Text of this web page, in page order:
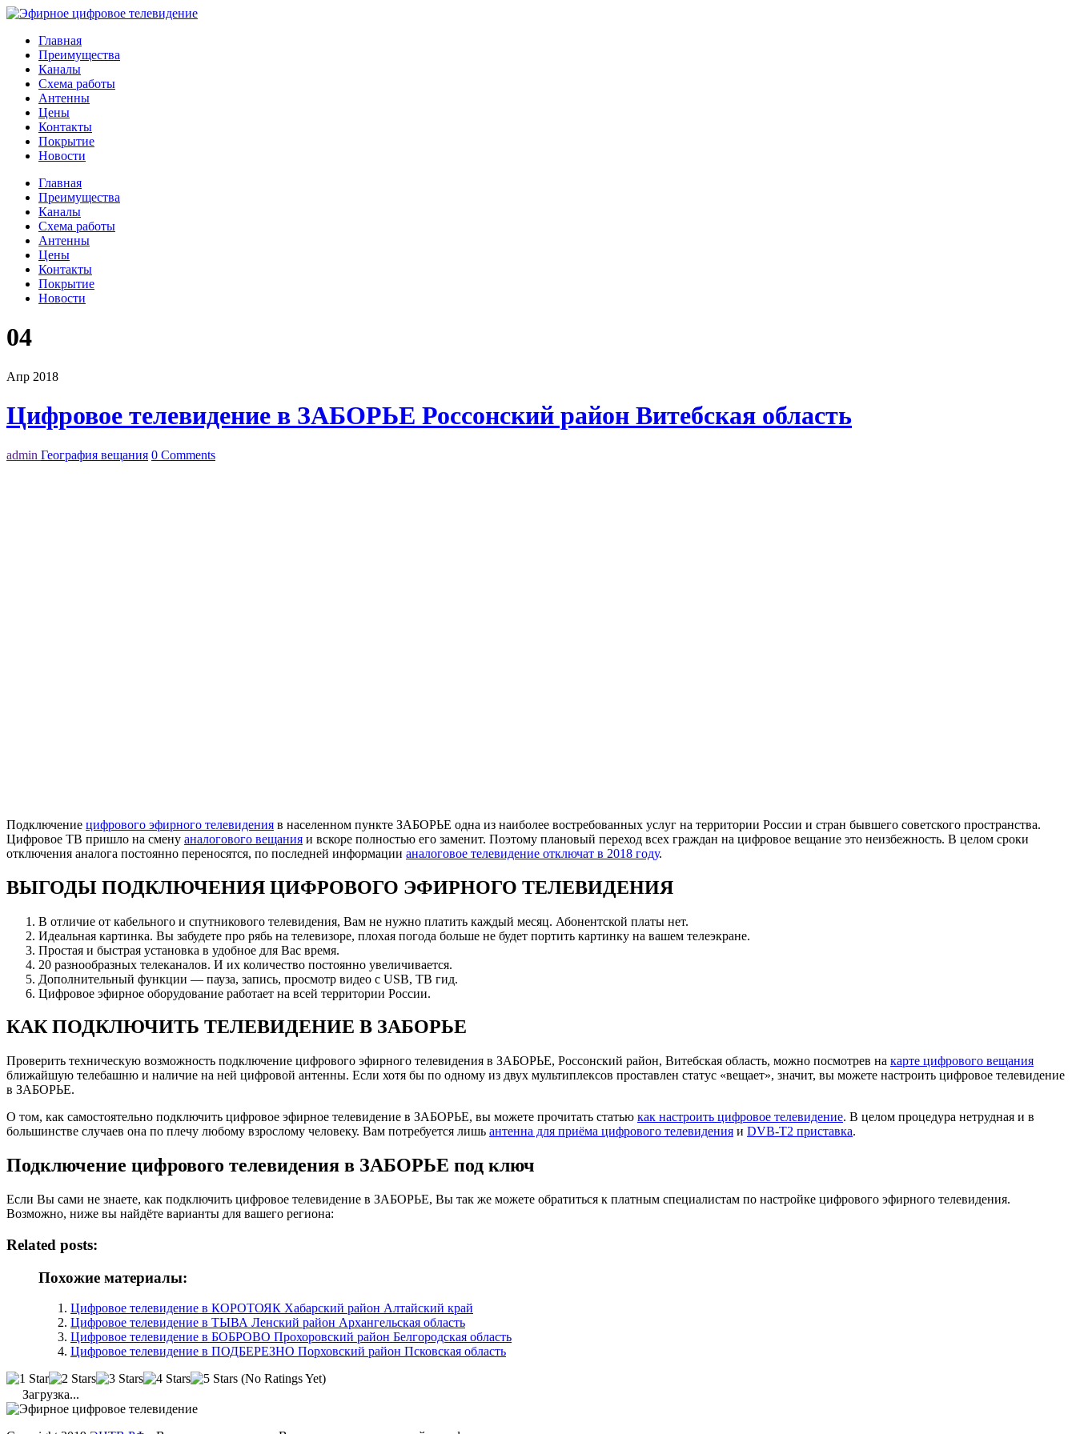
Главная
Преимущества
Каналы
Схема работы
Антенны
Цены
Контакты
Покрытие
Новости
Главная
Преимущества
Каналы
Схема работы
Антенны
Цены
Контакты
Покрытие
Новости
04
Апр 2018
Цифровое телевидение в ЗАБОРЬЕ Россонский район Витебская область
admin География вещания 0 Comments
Подключение цифрового эфирного телевидения в населенном пункте ЗАБОРЬЕ одна из наиболее востребованных услуг на территории России и стран бывшего советского пространства.
Цифровое ТВ пришло на смену аналогового вещания и вскоре полностью его заменит. Поэтому плановый переход всех граждан на цифровое вещание это неизбежность. В целом сроки
отключения аналога постоянно переносятся, по последней информации аналоговое телевидение отключат в 2018 году.
ВЫГОДЫ ПОДКЛЮЧЕНИЯ ЦИФРОВОГО ЭФИРНОГО ТЕЛЕВИДЕНИЯ
В отличие от кабельного и спутникового телевидения, Вам не нужно платить каждый месяц. Абонентской платы нет.
Идеальная картинка. Вы забудете про рябь на телевизоре, плохая погода больше не будет портить картинку на вашем телеэкране.
Простая и быстрая установка в удобное для Вас время.
20 разнообразных телеканалов. И их количество постоянно увеличивается.
Дополнительный функции — пауза, запись, просмотр видео с USB, ТВ гид.
Цифровое эфирное оборудование работает на всей территории России.
КАК ПОДКЛЮЧИТЬ ТЕЛЕВИДЕНИЕ В ЗАБОРЬЕ
Проверить техническую возможность подключение цифрового эфирного телевидения в ЗАБОРЬЕ, Россонский район, Витебская область, можно посмотрев на карте цифрового вещания
ближайшую телебашню и наличие на ней цифровой антенны. Если хотя бы по одному из двух мультиплексов проставлен статус «вещает», значит, вы можете настроить цифровое телевидение
в ЗАБОРЬЕ.
О том, как самостоятельно подключить цифровое эфирное телевидение в ЗАБОРЬЕ, вы можете прочитать статью как настроить цифровое телевидение. В целом процедура нетрудная и в
большинстве случаев она по плечу любому взрослому человеку. Вам потребуется лишь антенна для приёма цифрового телевидения и DVB-T2 приставка.
Подключение цифрового телевидения в ЗАБОРЬЕ под ключ
Если Вы сами не знаете, как подключить цифровое телевидение в ЗАБОРЬЕ, Вы так же можете обратиться к платным специалистам по настройке цифрового эфирного телевидения.
Возможно, ниже вы найдёте варианты для вашего региона:
Related posts:
Похожие материалы:
Цифровое телевидение в КОРОТОЯК Хабарский район Алтайский край
Цифровое телевидение в ТЫВА Ленский район Архангельская область
Цифровое телевидение в БОБРОВО Прохоровский район Белгородская область
Цифровое телевидение в ПОДБЕРЕЗНО Порховский район Псковская область
(No Ratings Yet)
Загрузка...